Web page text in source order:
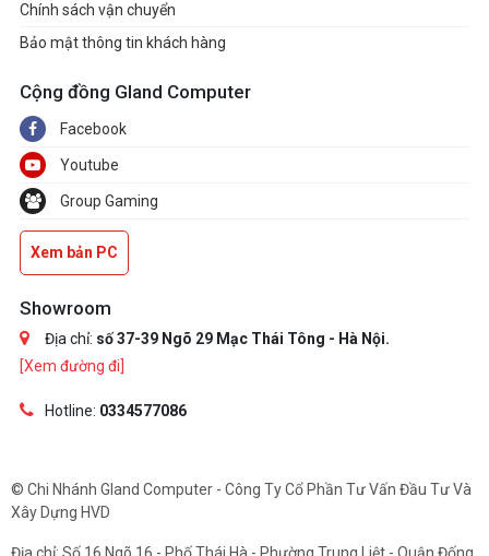
Chính sách vận chuyển
Bảo mật thông tin khách hàng
Cộng đồng Gland Computer
Facebook
Youtube
Group Gaming
Xem bản PC
Showroom
Địa chỉ: số 37-39 Ngõ 29 Mạc Thái Tông - Hà Nội.
[Xem đường đi]
Hotline: 0334577086
© Chi Nhánh Gland Computer - Công Ty Cổ Phần Tư Vấn Đầu Tư Và
Xây Dựng HVD